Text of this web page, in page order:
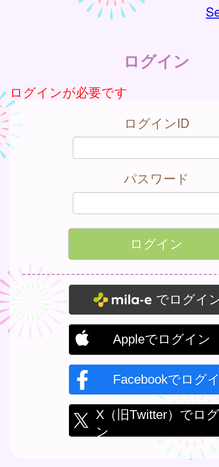
ログイン
ログインが必要です
ログインID
パスワード
でログイ
Appleでログイン
Facebookでログ
X（旧Twitter）でロ
ン